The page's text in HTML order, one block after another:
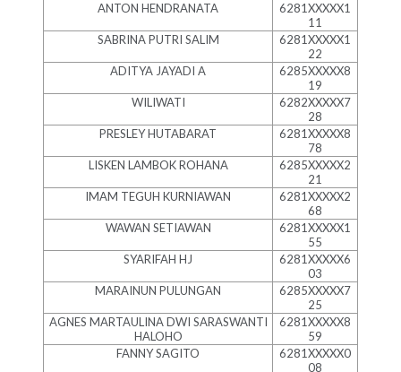
ANTON HENDRANATA
6281XXXXX1
11
SABRINA PUTRI SALIM
6281XXXXX1
22
ADITYA JAYADI A
6285XXXXX8
19
WILIWATI
6282XXXXX7
28
PRESLEY HUTABARAT
6281XXXXX8
78
LISKEN LAMBOK ROHANA
6285XXXXX2
21
IMAM TEGUH KURNIAWAN
6281XXXXX2
68
WAWAN SETIAWAN
6281XXXXX1
55
SYARIFAH HJ
6281XXXXX6
03
MARAINUN PULUNGAN
6285XXXXX7
25
AGNES MARTAULINA DWI SARASWANTI
HALOHO
6281XXXXX8
59
FANNY SAGITO
6281XXXXX0
08